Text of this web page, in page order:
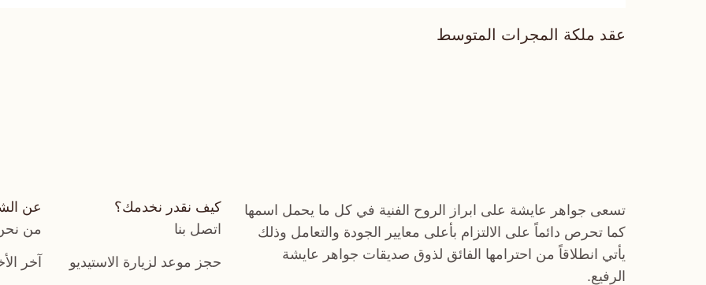
عقد ملكة المجرات المتوسط
تسعى جواهر عايشة على ابراز الروح الفنية في كل ما يحمل اسمها
كما تحرص دائماً على الالتزام بأعلى معايير الجودة والتعامل وذلك
يأتي انطلاقاً من احترامها الفائق لذوق صديقات جواهر عايشة
الرفيع.
كيف نقدر نخدمك؟
اتصل بنا
حجز موعد لزيارة الاستيديو
عن
من
آخر